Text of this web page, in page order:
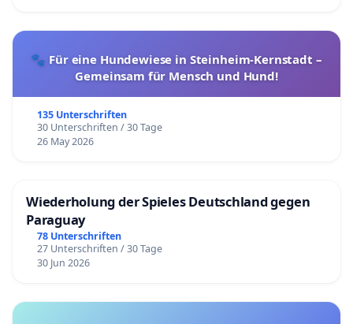
🐾 Für eine Hundewiese in Steinheim-Kernstadt –
Gemeinsam für Mensch und Hund!
135 Unterschriften
30 Unterschriften / 30 Tage
26 May 2026
Wiederholung der Spieles Deutschland gegen
Paraguay
78 Unterschriften
27 Unterschriften / 30 Tage
30 Jun 2026